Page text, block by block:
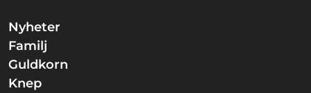
Nyheter
Familj
Guldkorn
Knep